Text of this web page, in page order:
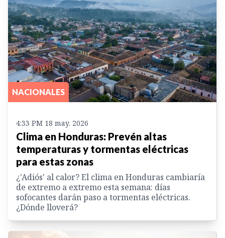
NACIONALES
4:33 PM 18 may. 2026
Clima en Honduras: Prevén altas
temperaturas y tormentas eléctricas
para estas zonas
¿'Adiós' al calor? El clima en Honduras cambiaría
de extremo a extremo esta semana: días
sofocantes darán paso a tormentas eléctricas.
¿Dónde lloverá?